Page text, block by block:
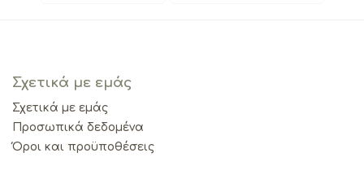
Σχετικά με εμάς
Σχετικά με εμάς
Προσωπικά δεδομένα
Όροι και προϋποθέσεις